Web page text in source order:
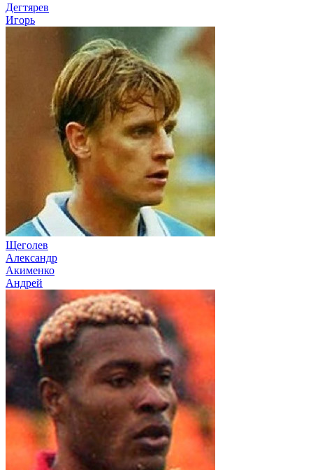
Дегтярев
Игорь
Щеголев
Александр
Акименко
Андрей